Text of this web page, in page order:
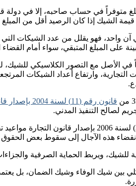
متوفراً في حساب صاحبه، إلا في دولة
قيمة الشيك إذا كان الرصيد أقل من
واحد، فهو يقلل من عدد الشيكات
على المبلغ المتبقي، سواء أمام
الأصل مع التصور الكلاسيكي للشيك،
وارتفاع أعداد الشيكات
قانون رقم (11) لسنة 2004 بإصدار قانون العقوبات
لصالح التنفيذ المدني.
كما تحدد المادة رقم 581 من قانون
انقضاء هذه الآجال إلى سقوط بعض
ويربط الحماية الصرفية
بين شيك الوفاء وشيك الضمان، بل